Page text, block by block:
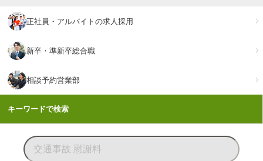
正社員・アルバイトの求人採用
新卒・準新卒総合職
相談予約営業部
キーワードで検索